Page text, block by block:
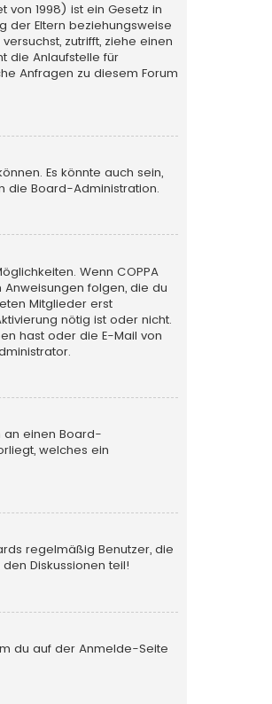
von 1998) ist ein Gesetz in
der Eltern beziehungsweise
zutrifft, ziehe einen
die Anlaufstelle für
Anfragen zu diesem Forum
Es könnte auch sein,
die Board-Administration.
Wenn COPPA
folgen, die du
Mitglieder erst
nötig ist oder nicht.
hast oder die E-Mail von
an einen Board-
welches ein
regelmäßig Benutzer, die
Diskussionen teil!
du auf der Anmelde-Seite